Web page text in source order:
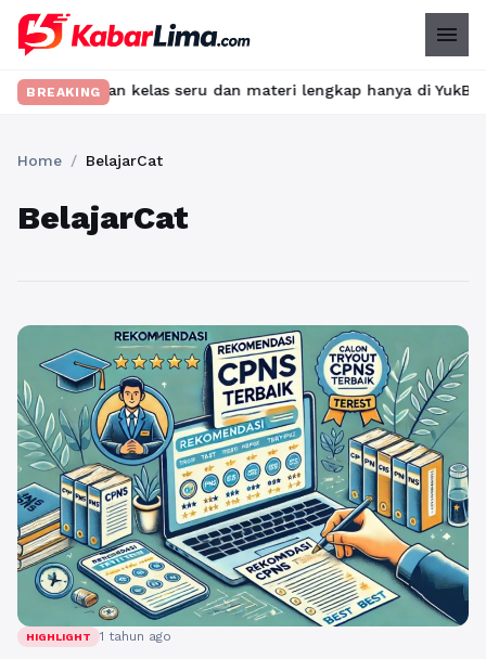
menu
BREAKINGkelas seru dan materi lengkap hanya di
Home / BelajarCat
BelajarCat
HIGHLIGHT 1 tahun ago